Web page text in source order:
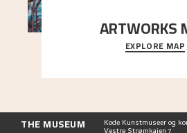
ARTWORKS
Explore the locations and
art.
EXPLORE MAP
THE MUSEUM Kode Kunstmuseer og